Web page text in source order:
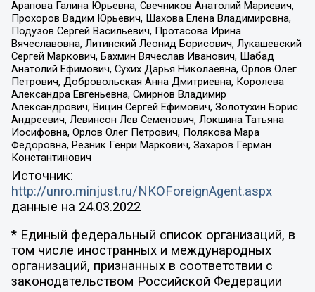
Арапова Галина Юрьевна, Свечников Анатолий Мариевич,
Прохоров Вадим Юрьевич, Шахова Елена Владимировна,
Подузов Сергей Васильевич, Протасова Ирина
Вячеславовна, Литинский Леонид Борисович, Лукашевский
Сергей Маркович, Бахмин Вячеслав Иванович, Шабад
Анатолий Ефимович, Сухих Дарья Николаевна, Орлов Олег
Петрович, Добровольская Анна Дмитриевна, Королева
Александра Евгеньевна, Смирнов Владимир
Александрович, Вицин Сергей Ефимович, Золотухин Борис
Андреевич, Левинсон Лев Семенович, Локшина Татьяна
Иосифовна, Орлов Олег Петрович, Полякова Мара
Федоровна, Резник Генри Маркович, Захаров Герман
Константинович
Источник:
http://unro.minjust.ru/NKOForeignAgent.aspx
данные на 24.03.2022
* Единый федеральный список организаций, в
том числе иностранных и международных
организаций, признанных в соответствии с
законодательством Российской Федерации